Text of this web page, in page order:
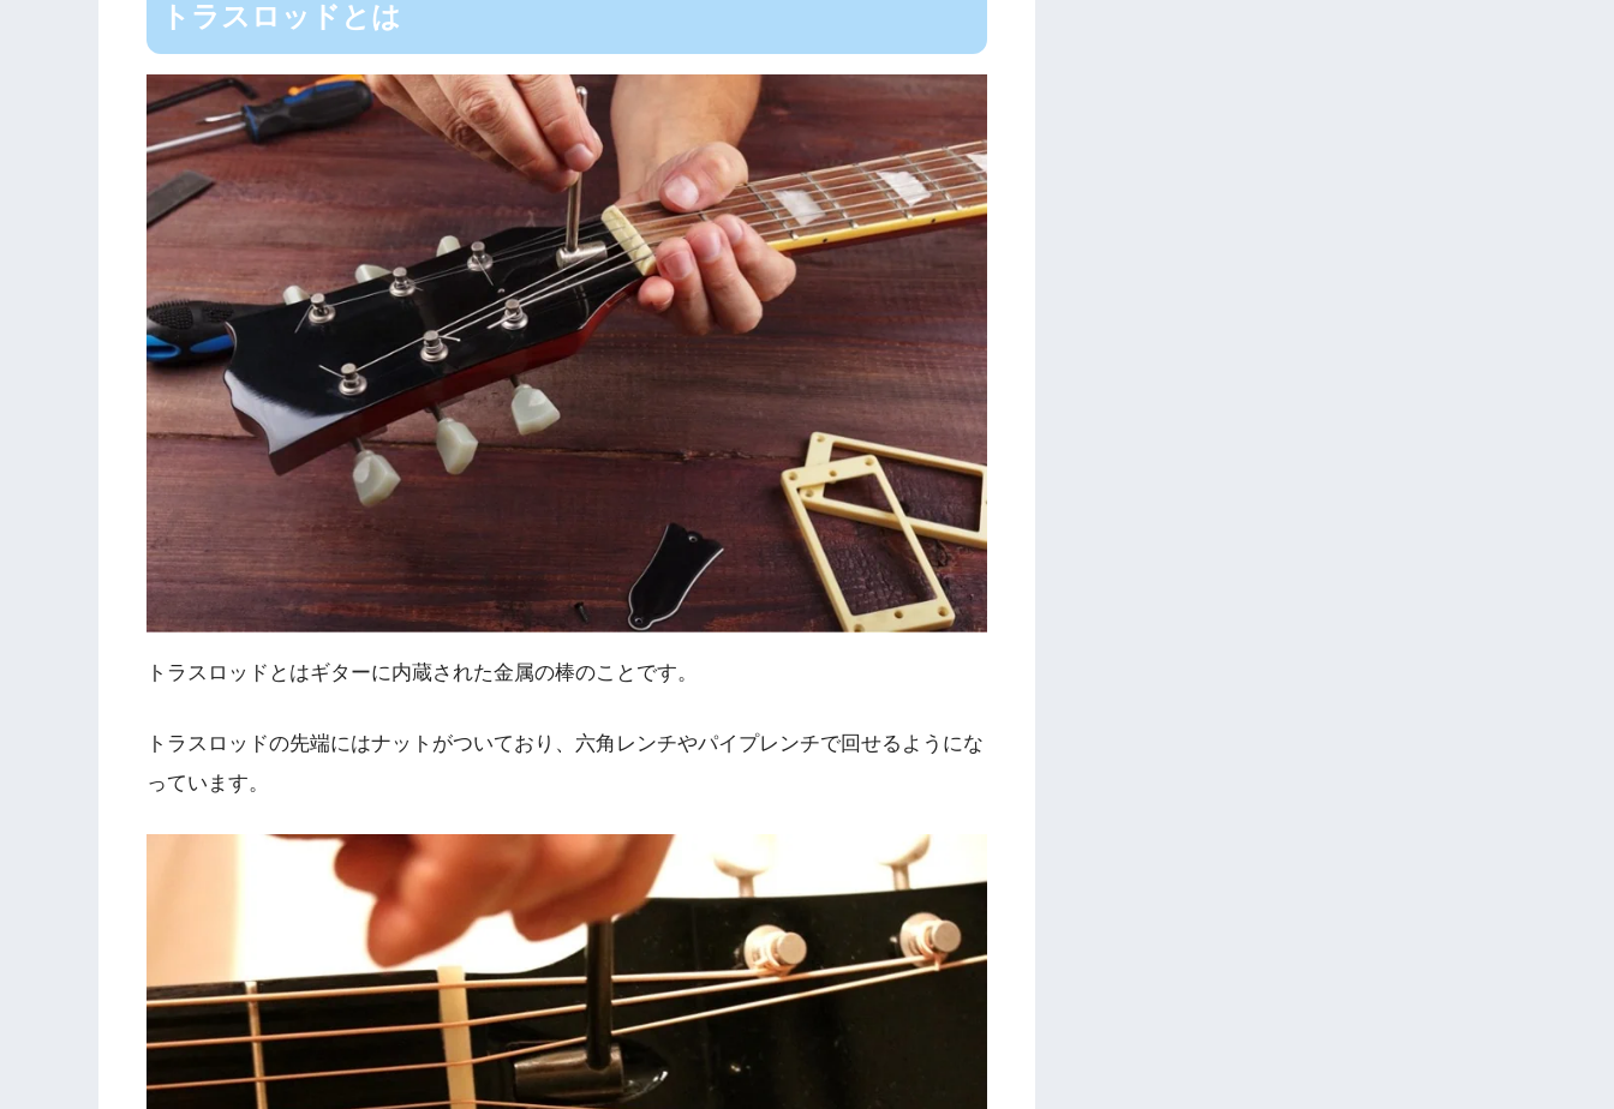
トラスロッドとは
トラスロッドとはギターに内蔵された金属の棒のことです。
トラスロッドの先端にはナットがついており、六角レンチやパイプレンチで回せるようにな
っています。